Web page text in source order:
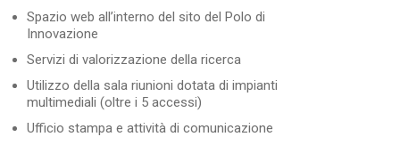
Spazio web all’interno del sito del Polo di
Innovazione
Servizi di valorizzazione della ricerca
Utilizzo della sala riunioni dotata di impianti
multimediali (oltre i 5 accessi)
Ufficio stampa e attività di comunicazione